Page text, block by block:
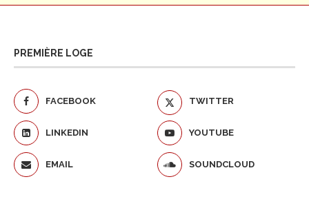
PREMIÈRE LOGE
FACEBOOK TWITTER
LINKEDIN YOUTUBE
EMAIL SOUNDCLOUD